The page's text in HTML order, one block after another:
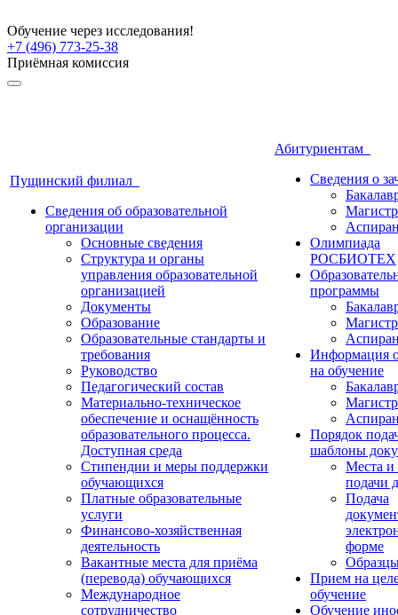
Обучение через исследования!
+7 (496) 773-25-38
Приёмная комиссия
Пущинский филиал
Сведения об образовательной
организации
Основные сведения
Структура и органы
управления образовательной
организацией
Документы
Образование
Образовательные стандарты и
требования
Руководство
Педагогический состав
Материально-техническое
обеспечение и оснащённость
образовательного процесса.
Доступная среда
Стипендии и меры поддержки
обучающихся
Платные образовательные
услуги
Финансово-хозяйственная
деятельность
Вакантные места для приёма
(перевода) обучающихся
Международное
сотрудничество
Абитуриентам
Сведения о
Олимпиада
РОСБИОТЕХ
программы
Информация
на обучение
Порядок
шаблоны
Места и
подачи
Подача
форме
Прием на
обучение
Обучение